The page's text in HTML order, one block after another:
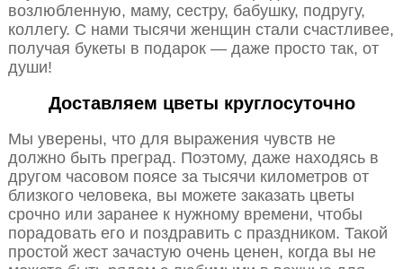
возлюбленную, маму, сестру, бабушку, подругу,
коллегу. С нами тысячи женщин стали счастливее,
получая букеты в подарок — даже просто так, от
души!
Доставляем цветы круглосуточно
Мы уверены, что для выражения чувств не
должно быть преград. Поэтому, даже находясь в
другом часовом поясе за тысячи километров от
близкого человека, вы можете заказать цветы
срочно или заранее к нужному времени, чтобы
порадовать его и поздравить с праздником. Такой
простой жест зачастую очень ценен, когда вы не